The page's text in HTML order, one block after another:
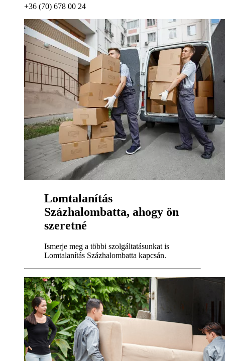
+36 (70) 678 00 24
Lomtalanítás
Százhalombatta, ahogy ön
szeretné
Ismerje meg a többi szolgáltatásunkat is
Lomtalanítás Százhalombatta kapcsán.